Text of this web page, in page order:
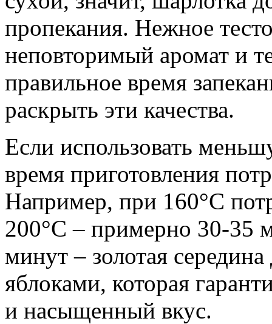
пропекания. Нежное
неповторимый аромат и
правильное время
раскрыть эти качества.
Если использовать
время приготовления
Например, при 160°C
200°C – примерно 30-35
минут – золотая
яблоками, которая
и насыщенный вкус.